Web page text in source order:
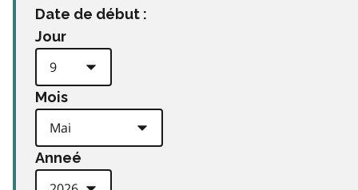
Date de début :
Jour
Mois
Anneé